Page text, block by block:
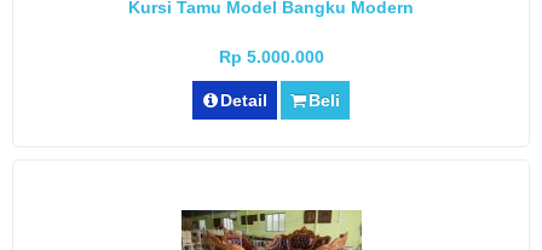
Kursi Tamu Model Bangku Modern
Rp 5.000.000
Detail Beli